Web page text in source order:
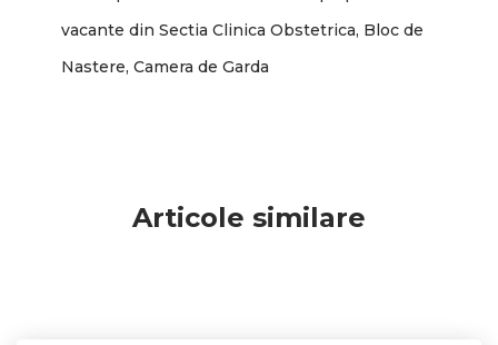
vacante din Sectia Clinica Obstetrica, Bloc de
Nastere, Camera de Garda
Articole similare